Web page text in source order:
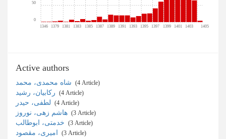
1346 1379 1381 1383 1385 1387 1389 1391 1393 1395 1397 1399 1401 1403 1405
0
50
Active authors
‎ (4 Article)
‎ (4 Article)
‎ (4 Article)
‎ (3 Article)
‎ (3 Article)
‎ (3 Article)